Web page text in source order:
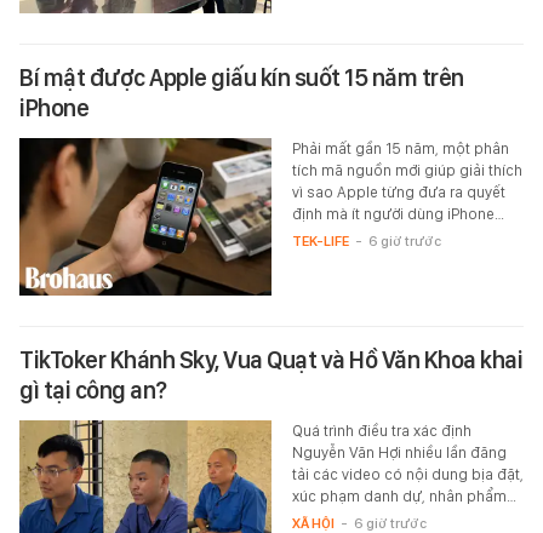
Bí mật được Apple giấu kín suốt 15 năm trên
iPhone
Phải mất gần 15 năm, một phân
tích mã nguồn mới giúp giải thích
vì sao Apple từng đưa ra quyết
định mà ít người dùng iPhone…
TEK-LIFE - 6 giờ trước
TikToker Khánh Sky, Vua Quạt và Hồ Văn Khoa khai
gì tại công an?
Quá trình điều tra xác định
Nguyễn Văn Hợi nhiều lần đăng
tải các video có nội dung bịa đặt,
xúc phạm danh dự, nhân phẩm…
XÃ HỘI - 6 giờ trước